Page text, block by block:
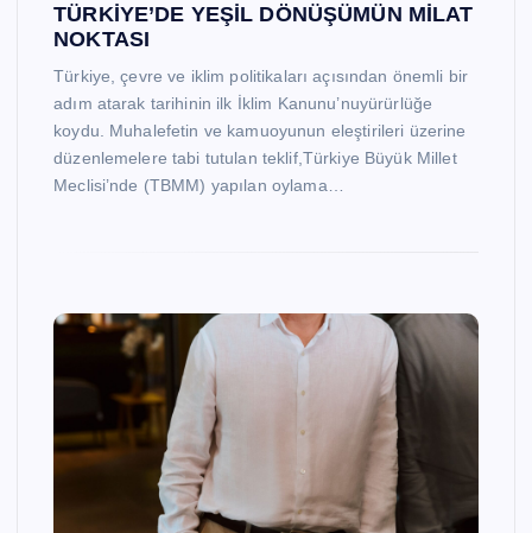
TÜRKİYE’DE YEŞİL DÖNÜŞÜMÜN MİLAT
NOKTASI
Türkiye, çevre ve iklim politikaları açısından önemli bir
adım atarak tarihinin ilk İklim Kanunu’nuyürürlüğe
koydu. Muhalefetin ve kamuoyunun eleştirileri üzerine
düzenlemelere tabi tutulan teklif,Türkiye Büyük Millet
Meclisi’nde (TBMM) yapılan oylama…